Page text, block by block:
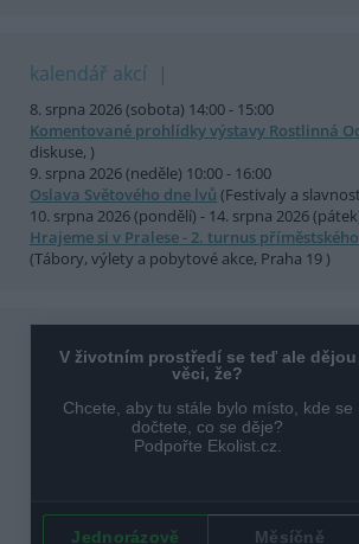
kalendář akcí
8. srpna 2026 (sobota) 14:00 - 15:00
Komentované prohlídky výstavy Rostlinná
diskuse, )
9. srpna 2026 (neděle) 10:00 - 16:00
Oslava Světového dne lvů (Festivaly a
10. srpna 2026 (pondělí) - 14. srpna 2026
Hrajeme si v Pralese - 2. turnus
(Tábory, výlety a pobytové akce, Praha 19 )